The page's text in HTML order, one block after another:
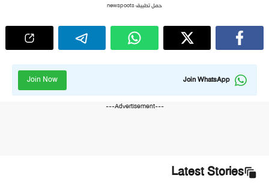
حمل تطبيق newspoots
Join WhatsApp
Join Now
---Advertisement---
Latest Stories